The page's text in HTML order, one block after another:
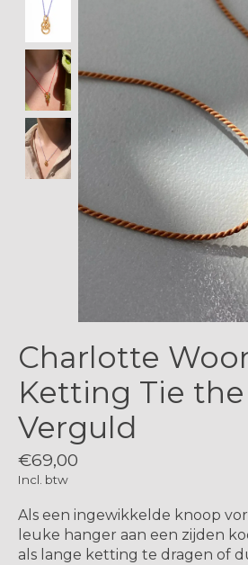
Charlotte
Ketting Tie
Verguld
€69,00
Incl. btw
Als een ingewikkelde knoop
leuke hanger aan een zijden
als lange ketting te dragen of